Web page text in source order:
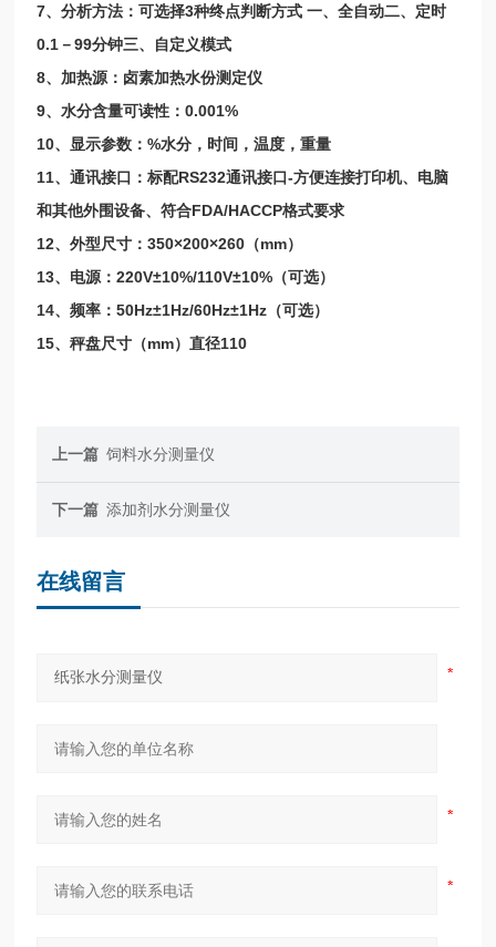
7、分析方法：可选择3种终点判断方式 一、全自动二、定时
0.1－99分钟三、自定义模式
8、加热源：卤素加热水份测定仪
9、水分含量可读性：0.001%
10、显示参数：%水分，时间，温度，重量
11、通讯接口：标配RS232通讯接口-方便连接打印机、电脑
和其他外围设备、符合FDA/HACCP格式要求
12、外型尺寸：350×200×260（mm）
13、电源：220V±10%/110V±10%（可选）
14、频率：50Hz±1Hz/60Hz±1Hz（可选）
15、秤盘尺寸（mm）直径110
上一篇 饲料水分测量仪
下一篇 添加剂水分测量仪
在线留言